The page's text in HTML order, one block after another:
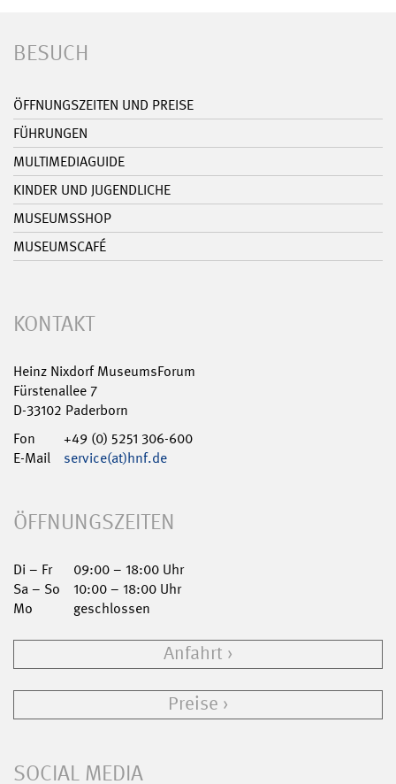
BESUCH
ÖFFNUNGSZEITEN UND PREISE
FÜHRUNGEN
MULTIMEDIAGUIDE
KINDER UND JUGENDLICHE
MUSEUMSSHOP
MUSEUMSCAFÉ
KONTAKT
Heinz Nixdorf MuseumsForum
Fürstenallee 7
D-33102 Paderborn
Fon
+49 (0) 5251 306-600
E-Mail
service(at)hnf.de
ÖFFNUNGSZEITEN
Di – Fr
09:00 – 18:00 Uhr
Sa – So
10:00 – 18:00 Uhr
Mo
geschlossen
Anfahrt
Preise
SOCIAL MEDIA